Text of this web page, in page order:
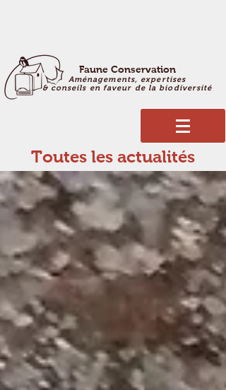
Faune Conservation
Aménagements, expertises
& conseils en faveur de la biodiversité
Toutes les actualités